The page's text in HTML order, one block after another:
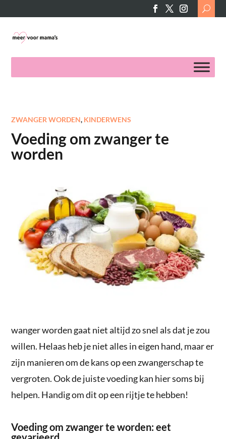
Search
for:
ZWANGER WORDEN, KINDERWENS
Voeding om zwanger te
worden
wanger worden gaat niet altijd zo snel als dat je zou
willen. Helaas heb je niet alles in eigen hand, maar er
zijn manieren om de kans op een zwangerschap te
vergroten. Ook de juiste voeding kan hier soms bij
helpen. Handig om dit op een rijtje te hebben!
Voeding om zwanger te worden: eet